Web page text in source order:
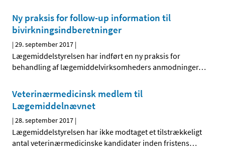
Ny praksis for follow-up information til
bivirkningsindberetninger
|29. september 2017 |
Lægemiddelstyrelsen har indført en ny praksis for
behandling af lægemiddelvirksomheders anmodninger…
Veterinærmedicinsk medlem til
Lægemiddelnævnet
|28. september 2017 |
Lægemiddelstyrelsen har ikke modtaget et tilstrækkeligt
antal veterinærmedicinske kandidater inden fristens…